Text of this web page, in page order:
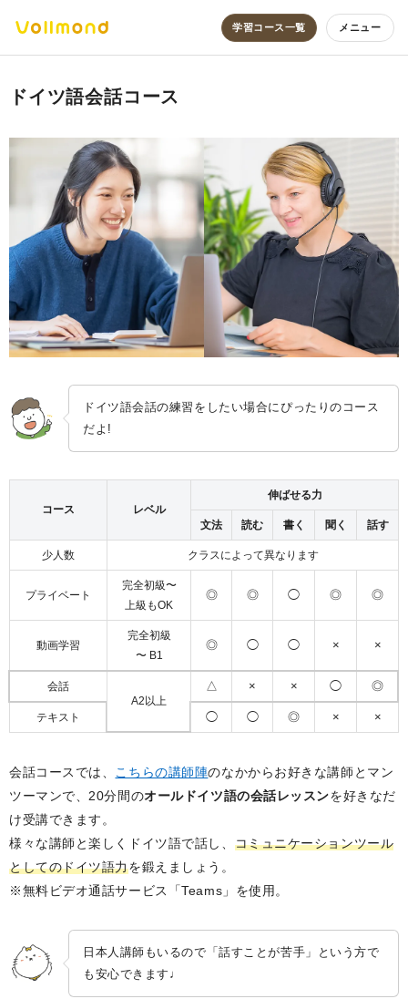
学習コース一覧 メニュー
ドイツ語会話コース
ドイツ語会話の練習をしたい場合にぴったりのコース
だよ!
コース レベル
伸ばせる力
文法 読む 書く 聞く 話す
少人数 クラスによって異なります
プライベート
完全初級〜
上級もOK
◎ ◎ ◯ ◎ ◎
動画学習
完全初級
〜 B1
◎ ◯ ◯ × ×
会話
A2以上
△ × × ◯ ◎
テキスト ◯ ◯ ◎ × ×
会話コースでは、 こちらの講師陣のなかからお好きな講師とマン
ツーマンで、20分間のオールドイツ語の会話レッスンを好きなだ
け受講できます。
様々な講師と楽しくドイツ語で話し、 コミュニケーションツール
としてのドイツ語力を鍛えましょう。
※無料ビデオ通話サービス「Teams」を使用。
日本人講師もいるので「話すことが苦手」という方で
も安心できます♩